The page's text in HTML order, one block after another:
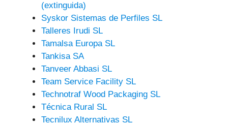
(extinguida)
Syskor Sistemas de Perfiles SL
Talleres Irudi SL
Tamalsa Europa SL
Tankisa SA
Tanveer Abbasi SL
Team Service Facility SL
Technotraf Wood Packaging SL
Técnica Rural SL
Tecnilux Alternativas SL